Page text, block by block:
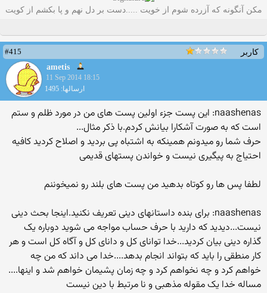
مکن آنگونه که آزرده شوم از خویت .....دست بر دل نهم و پا بکشم از کویت
کاربر
#415
ametis
11 Sep 2014 18:15
ارسالها: 1495
naashenas: این پست جزء اولین پست های من در مورد ظلم و ستم
است که به صورت آشکارا بیانش کردم.با ذکر مثال...
حرف شما رو میدونم همینکه به اشتباه پی بردید و اصلاح کردید کافیه
احتیاج به پیگیری نیست و خواندن پستهای قدیمی
لطفا پس ها رو کوتاه بدهید من پست های بلند رو نمیخوننم
naashenas: برای بنده داستانهای دینی تعریف نکنید.اینجا بحث دینی
نیست...دیدید که دارید با حرف حساب مواجه می شوید دوباره یک
گذاره دینی بیان کردید...خدا توانای کل و دانای کل و آگاه کل است و هر
کار منطقی را باید که بتواند انجام بدهد....خدا می داند که من چه
خواهم کرد و چه نخواهم کرد و چه زمان پشیمان خواهم شد و اینها....
مساله خدا یک مقوله مذهبی و نا مرتبط با دین نیست